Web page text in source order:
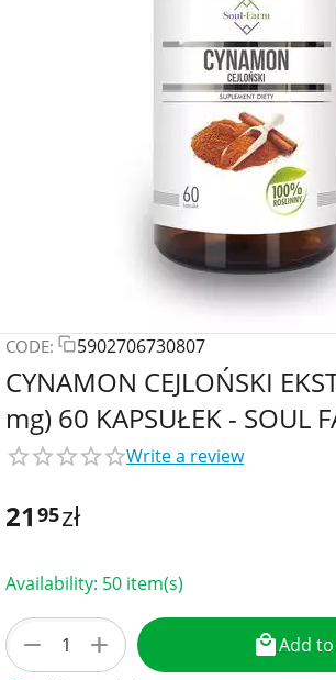
CODE: 5902706730807
CYNAMON CEJLOŃSKI
mg) 60 KAPSUŁEK - SOUL
Write a review
21 95zł
Availability: 50 item(s)
+
−
Add